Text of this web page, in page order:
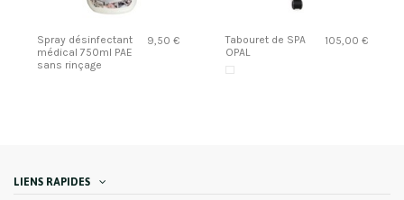
Spray désinfectant
médical 750ml PAE
sans rinçage
9,50 €
Tabouret de SPA
OPAL
105,00 €
LIENS RAPIDES